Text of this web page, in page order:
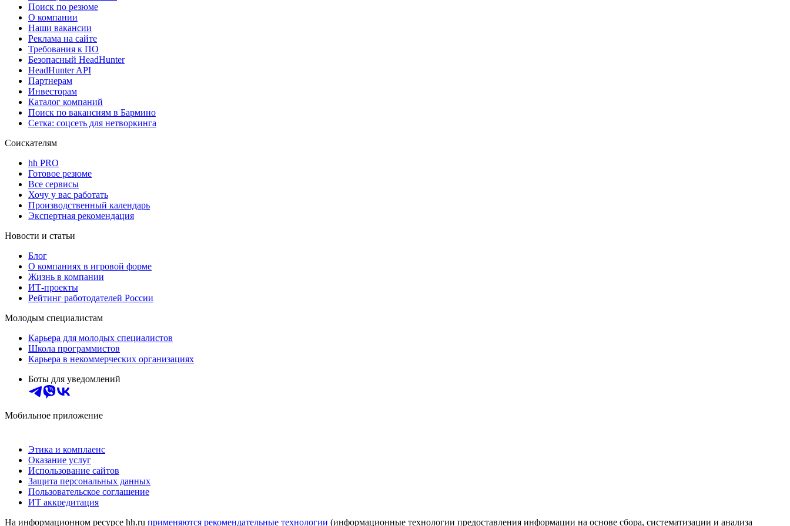
Поиск по резюме
О компании
Наши вакансии
Реклама на сайте
Требования к ПО
Безопасный HeadHunter
HeadHunter API
Партнерам
Инвесторам
Каталог компаний
Поиск по вакансиям в Бармино
Сетка: соцсеть для нетворкинга
Соискателям
hh PRO
Готовое резюме
Все сервисы
Хочу у вас работать
Производственный календарь
Экспертная рекомендация
Новости и статьи
Блог
О компаниях в игровой форме
Жизнь в компании
ИТ-проекты
Рейтинг работодателей России
Молодым специалистам
Карьера для молодых специалистов
Школа программистов
Карьера в некоммерческих организациях
Боты для уведомлений
Мобильное приложение
Этика и комплаенс
Оказание услуг
Использование сайтов
Защита персональных данных
Пользовательское соглашение
ИТ аккредитация
На информационном ресурсе hh.ru применяются рекомендательные технологии (информационные технологии предоставления информации на основе сбора, систематизации и анализа